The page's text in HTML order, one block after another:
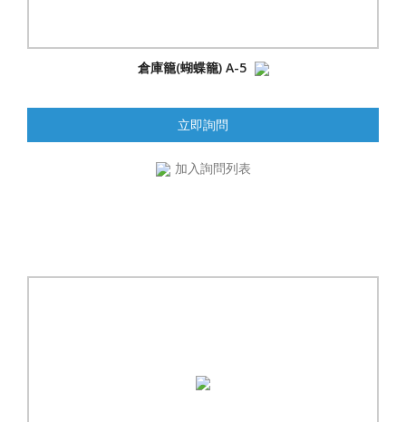
倉庫籠(蝴蝶籠) A-5
立即詢問
加入詢問列表